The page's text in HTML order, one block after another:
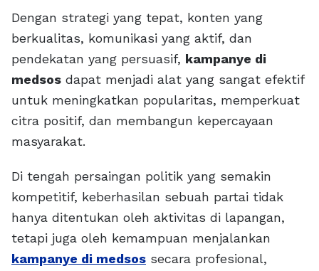
Dengan strategi yang tepat, konten yang
berkualitas, komunikasi yang aktif, dan
pendekatan yang persuasif, kampanye di
medsos dapat menjadi alat yang sangat efektif
untuk meningkatkan popularitas, memperkuat
citra positif, dan membangun kepercayaan
masyarakat.
Di tengah persaingan politik yang semakin
kompetitif, keberhasilan sebuah partai tidak
hanya ditentukan oleh aktivitas di lapangan,
tetapi juga oleh kemampuan menjalankan
kampanye di medsos secara profesional,